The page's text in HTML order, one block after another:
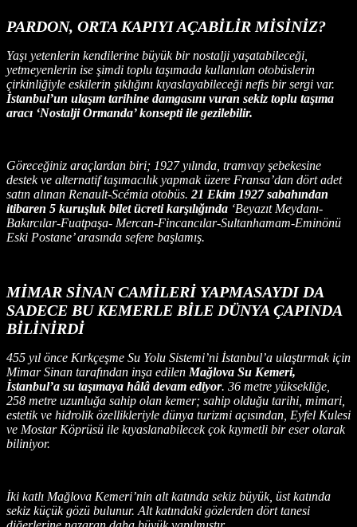
PARDON, ORTA KAPIYI AÇABİLİR MİSİNİZ?
Yaşı yetenlerin kendilerine büyük bir nostalji yaşatabileceği,
yetmeyenlerin ise şimdi toplu taşımada kullanılan otobüslerin
çirkinliğiyle eskilerin şıklığını kıyaslayabileceği nefis bir sergi var.
İstanbul’un ulaşım tarihine damgasını vuran sekiz toplu taşıma
aracı ‘Nostalji Ormanda’ konsepti ile gezilebilir.
Göreceğiniz araçlardan biri; 1927 yılında, tramvay şebekesine
destek ve alternatif taşımacılık yapmak üzere Fransa’dan dört adet
satın alınan Renault-Scémia otobüs. 21 Ekim 1927 sabahından
itibaren 5 kuruşluk bilet ücreti karşılığında ‘Beyazıt Meydanı-
Bakırcılar-Fuatpaşa- Mercan-Fincancılar-Sultanhamam-Eminönü
Eski Postane’ arasında sefere başlamış.
MİMAR SİNAN CAMİLERİ YAPMASAYDI DA
SADECE BU KEMERLE BİLE DÜNYA ÇAPINDA
BİLİNİRDİ
455 yıl önce Kırkçeşme Su Yolu Sistemi’ni İstanbul’a ulaştırmak için
Mimar Sinan tarafından inşa edilen Mağlova Su Kemeri,
İstanbul’a su taşımaya hâlâ devam ediyor. 36 metre yüksekliğe,
258 metre uzunluğa sahip olan kemer; sahip olduğu tarihi, mimari,
estetik ve hidrolik özellikleriyle dünya turizmi açısından, Eyfel Kulesi
ve Mostar Köprüsü ile kıyaslanabilecek çok kıymetli bir eser olarak
biliniyor.
İki katlı Mağlova Kemeri’nin alt katında sekiz büyük, üst katında
sekiz küçük gözü bulunur. Alt katındaki gözlerden dört tanesi